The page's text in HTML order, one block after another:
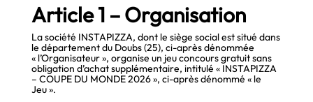
Article 1 – Organisation
La société INSTAPIZZA, dont le siège social est situé dans
le département du Doubs (25), ci-après dénommée
« l’Organisateur », organise un jeu concours gratuit sans
obligation d’achat supplémentaire, intitulé « INSTAPIZZA
– COUPE DU MONDE 2026 », ci-après dénommé « le
Jeu ».